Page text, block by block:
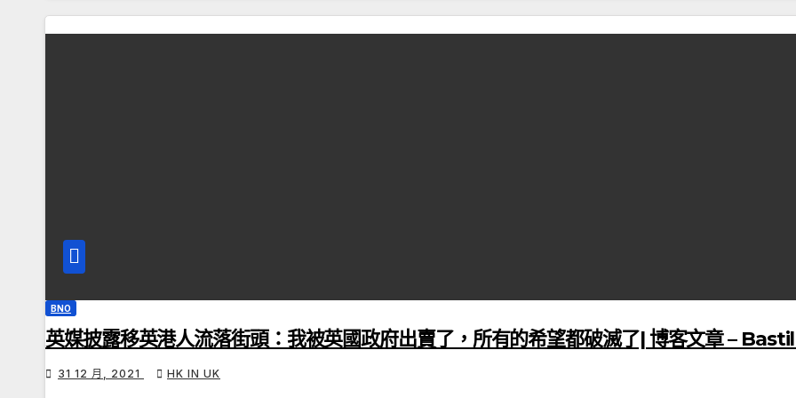
BNO
英媒披露移英港人流落街頭：我被英國政府出賣了，所有的希望都破滅了| 博客文章 –
31 12 月, 2021 HK IN UK